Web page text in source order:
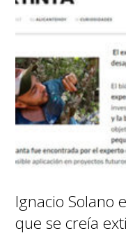
Ignacio Solano
que se creía